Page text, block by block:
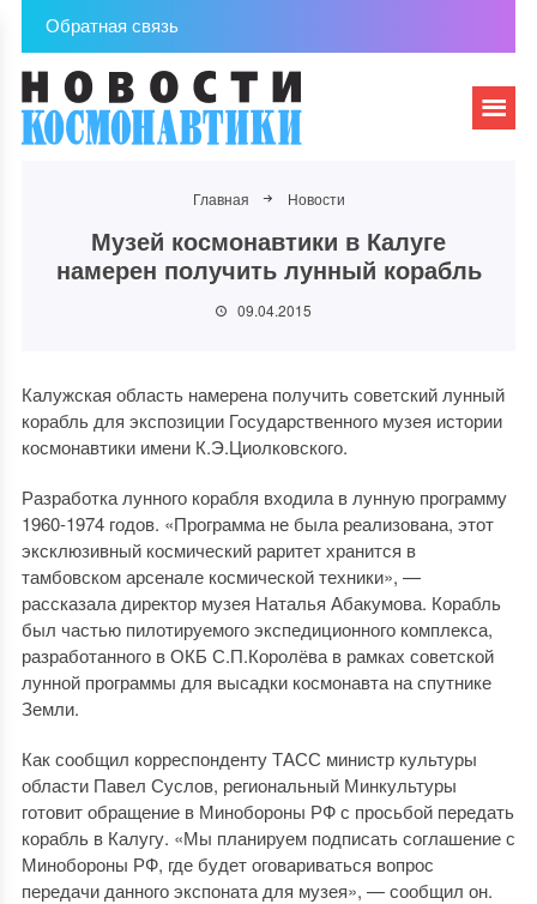
Обратная связь
Главная Новости
Музей космонавтики в Калуге
намерен получить лунный корабль
09.04.2015
Калужская область намерена получить советский лунный
корабль для экспозиции Государственного музея истории
космонавтики имени К.Э.Циолковского.
Разработка лунного корабля входила в лунную программу
1960-1974 годов. «Программа не была реализована, этот
эксклюзивный космический раритет хранится в
тамбовском арсенале космической техники», —
рассказала директор музея Наталья Абакумова. Корабль
был частью пилотируемого экспедиционного комплекса,
разработанного в ОКБ С.П.Королёва в рамках советской
лунной программы для высадки космонавта на спутнике
Земли.
Как сообщил корреспонденту ТАСС министр культуры
области Павел Суслов, региональный Минкультуры
готовит обращение в Минобороны РФ с просьбой передать
корабль в Калугу. «Мы планируем подписать соглашение с
Минобороны РФ, где будет оговариваться вопрос
передачи данного экспоната для музея», — сообщил он.